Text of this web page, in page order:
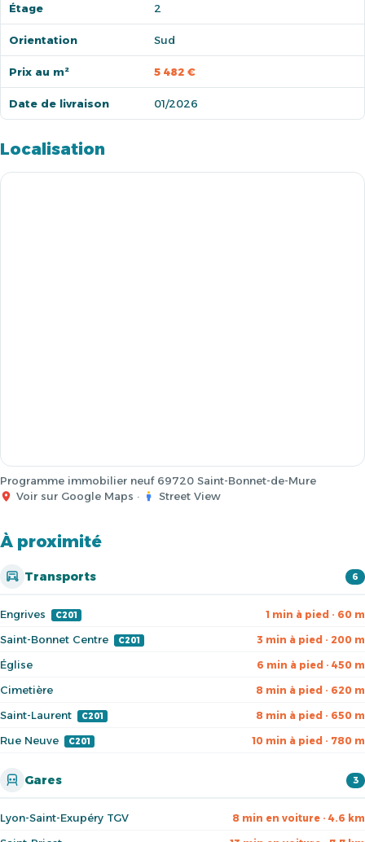
Étage 2
Orientation Sud
Prix au m² 5 482 €
Date de livraison 01/2026
Localisation
Programme immobilier neuf 69720 Saint-Bonnet-de-Mure
Voir sur Google Maps · Street View
À proximité
Transports 6
Engrives C201 1 min à pied · 60 m
Saint-Bonnet Centre C201 3 min à pied · 200 m
Église 6 min à pied · 450 m
Cimetière 8 min à pied · 620 m
Saint-Laurent C201 8 min à pied · 650 m
Rue Neuve C201 10 min à pied · 780 m
Gares 3
Lyon-Saint-Exupéry TGV 8 min en voiture · 4.6 km